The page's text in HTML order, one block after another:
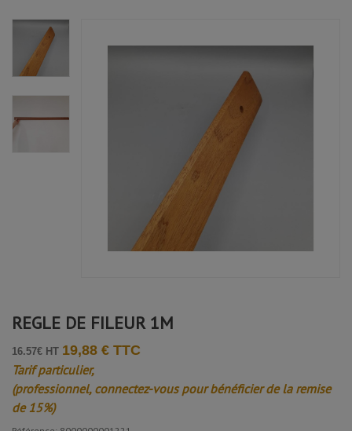
REGLE DE FILEUR 1M
16.57€ HT 19,88 € TTC
Tarif particulier,
(professionnel, connectez-vous pour bénéficier de la remise
de 15%)